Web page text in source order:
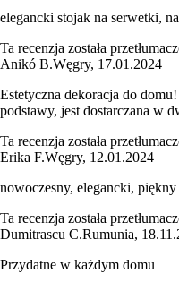
elegancki stojak na serwetki,
Ta recenzja została
Anikó B.Węgry, 17.01.2024
Estetyczna dekoracja do
podstawy, jest dostarczana w
Ta recenzja została
Erika F.Węgry, 12.01.2024
nowoczesny, elegancki, piękny
Ta recenzja została
Dumitrascu C.Rumunia,
Przydatne w każdym domu